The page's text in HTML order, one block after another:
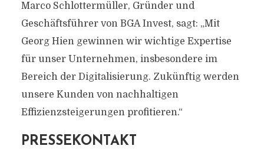
Marco Schlottermüller, Gründer und
Geschäftsführer von BGA Invest, sagt: „Mit
Georg Hien gewinnen wir wichtige Expertise
für unser Unternehmen, insbesondere im
Bereich der Digitalisierung. Zukünftig werden
unsere Kunden von nachhaltigen
Effizienzsteigerungen profitieren.“
PRESSEKONTAKT